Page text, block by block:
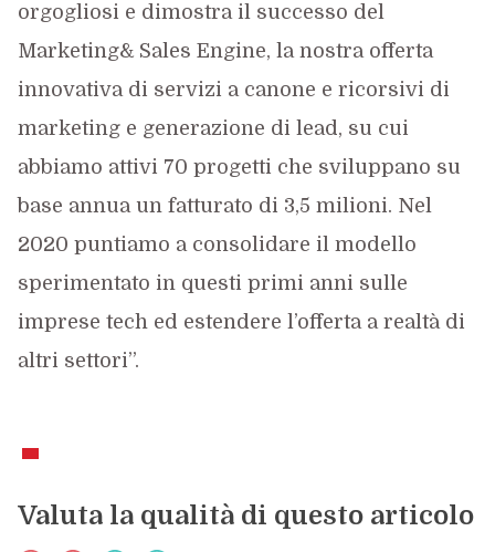
orgogliosi e dimostra il successo del
Marketing& Sales Engine, la nostra offerta
innovativa di servizi a canone e ricorsivi di
marketing e generazione di lead, su cui
abbiamo attivi 70 progetti che sviluppano su
base annua un fatturato di 3,5 milioni. Nel
2020 puntiamo a consolidare il modello
sperimentato in questi primi anni sulle
imprese tech ed estendere l’offerta a realtà di
altri settori”.
Valuta la qualità di questo articolo